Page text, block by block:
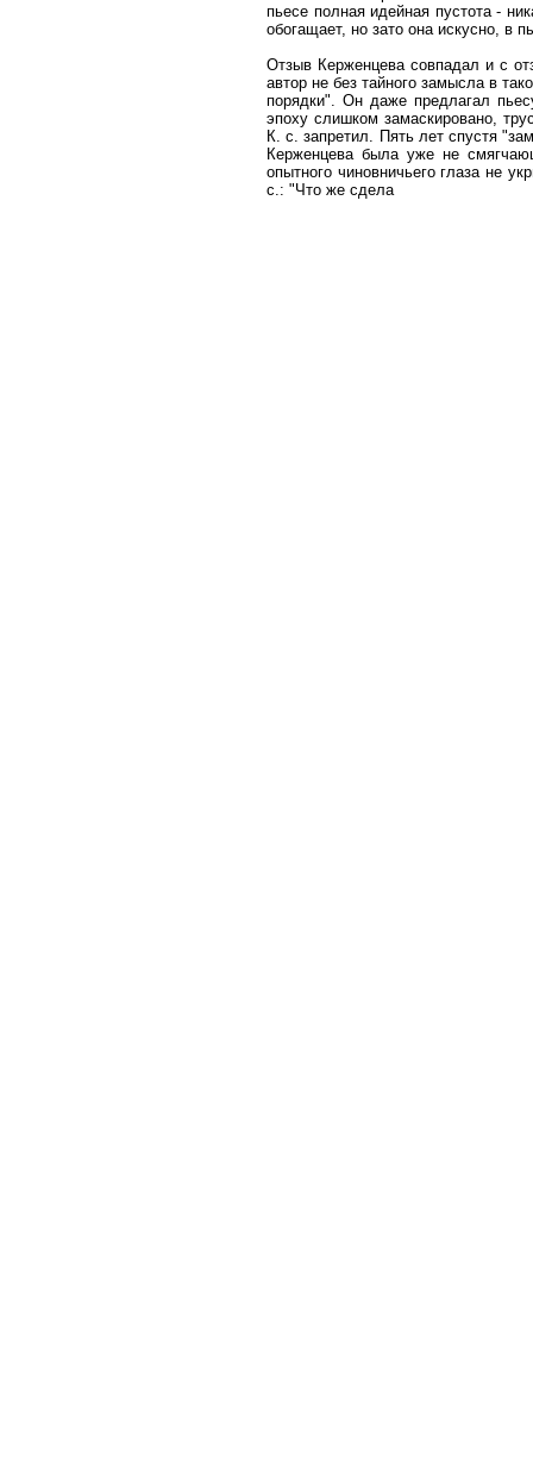
пьесе полная идейная пустота -
обогащает, но зато она искусно, в
Отзыв Керженцева совпадал и с
автор не без тайного замысла в
порядки". Он даже предлагал
эпоху слишком замаскировано,
К. с. запретил. Пять лет спустя
Керженцева была уже не
опытного чиновничьего глаза не
с.: "Что же сдела